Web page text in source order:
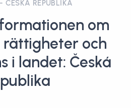
ČESKÁ REPUBLIKA
om
rättigheter och
i landet: Česká